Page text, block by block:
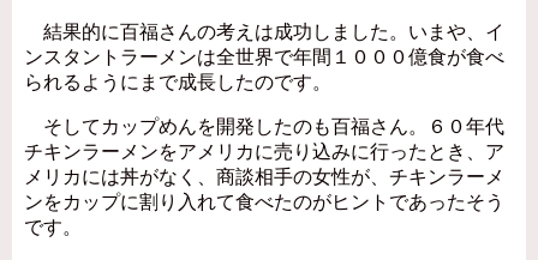
結果的に百福さんの考えは成功しました。いまや、イ
ンスタントラーメンは全世界で年間１０００億食が食べ
られるようにまで成長したのです。
そしてカップめんを開発したのも百福さん。６０年代
チキンラーメンをアメリカに売り込みに行ったとき、ア
メリカには丼がなく、商談相手の女性が、チキンラーメ
ンをカップに割り入れて食べたのがヒントであったそう
です。